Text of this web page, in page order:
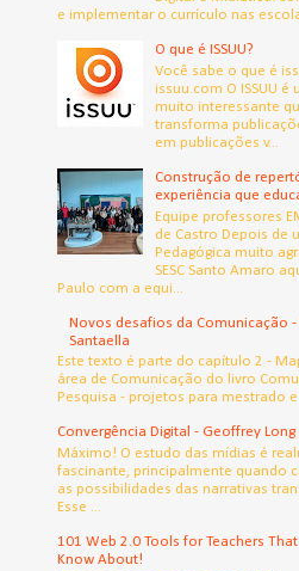
e implementar o currículo nas
O que é ISSUU?
Você sabe o que é
issuu.com O ISSUU é
muito interessante
transforma
em publicações v...
Construção de
experiência que
Equipe professores
de Castro Depois de
Pedagógica muito
SESC Santo Amaro
Paulo com a equi...
Novos desafios da Comunicação -
Santaella
Este texto é parte do capítulo 2 -
área de Comunicação do livro
Pesquisa - projetos para mestrado
Convergência Digital - Geoffrey Long
Máximo! O estudo das mídias é
fascinante, principalmente quando
as possibilidades das narrativas
Esse ...
101 Web 2.0 Tools for Teachers
Know About!